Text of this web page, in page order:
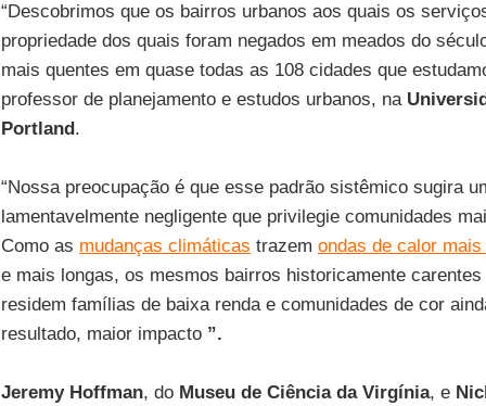
“Descobrimos que os bairros urbanos aos quais os
propriedade dos quais foram negados em meados do
mais quentes em quase todas as 108 cidades que
professor de planejamento e estudos urbanos, na
Portland.
“Nossa preocupação é que esse padrão sistêmico sugira
lamentavelmente negligente que privilegie comunidades
Como as mudanças climáticas trazem ondas de calor mais
e mais longas, os mesmos bairros historicamente carentes
residem famílias de baixa renda e comunidades de cor
resultado, maior impacto ”.
Jeremy Hoffman, do Museu de Ciência da Virgínia, e